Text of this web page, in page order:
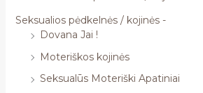
Seksualios pėdkelnės / kojinės -
Dovana Jai !
Moteriškos kojinės
Seksualūs Moteriški Apatiniai